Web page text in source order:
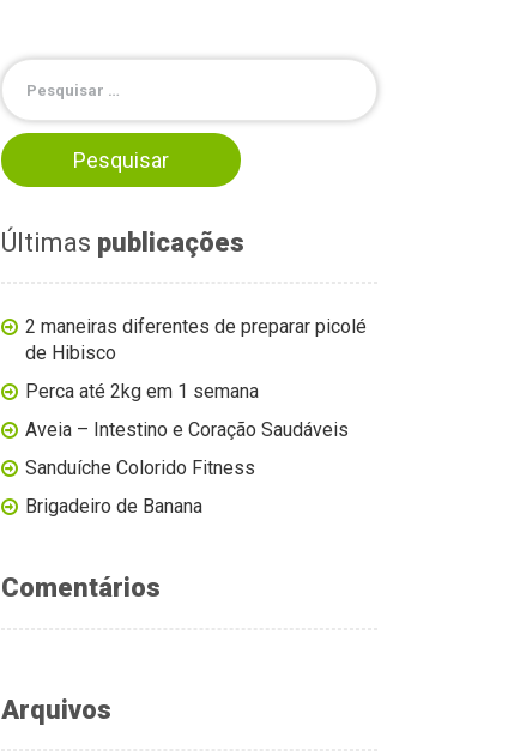
Últimas publicações
2 maneiras diferentes de preparar picolé
de Hibisco
Perca até 2kg em 1 semana
Aveia – Intestino e Coração Saudáveis
Sanduíche Colorido Fitness
Brigadeiro de Banana
Comentários
Arquivos